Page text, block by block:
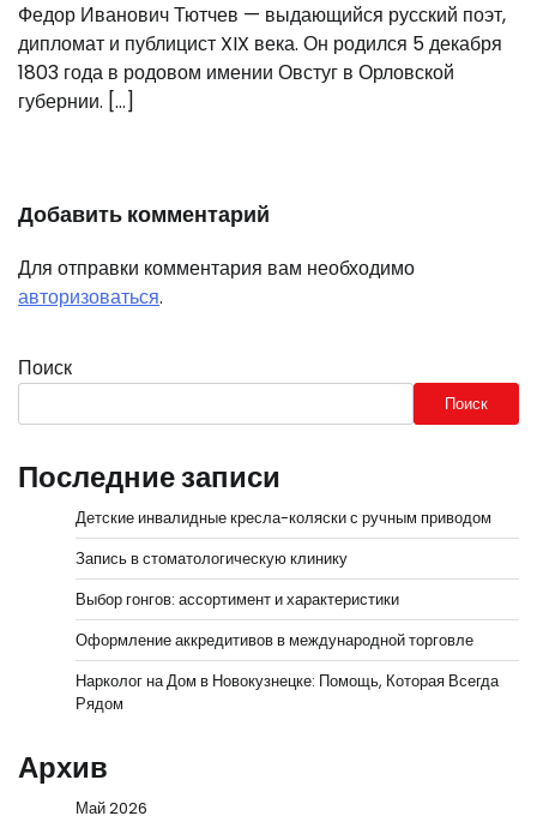
Федор Иванович Тютчев — выдающийся русский поэт,
дипломат и публицист XIX века. Он родился 5 декабря
1803 года в родовом имении Овстуг в Орловской
губернии. […]
Добавить комментарий
Для отправки комментария вам необходимо
авторизоваться.
Поиск
Поиск
Последние записи
Детские инвалидные кресла-коляски с ручным приводом
Запись в стоматологическую клинику
Выбор гонгов: ассортимент и характеристики
Оформление аккредитивов в международной торговле
Нарколог на Дом в Новокузнецке: Помощь, Которая Всегда
Рядом
Архив
Май 2026